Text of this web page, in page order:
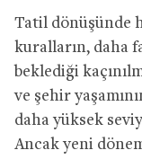
Tatil dönüşünde
kuralların, daha
beklediği
ve şehir
daha yüksek
Ancak yeni